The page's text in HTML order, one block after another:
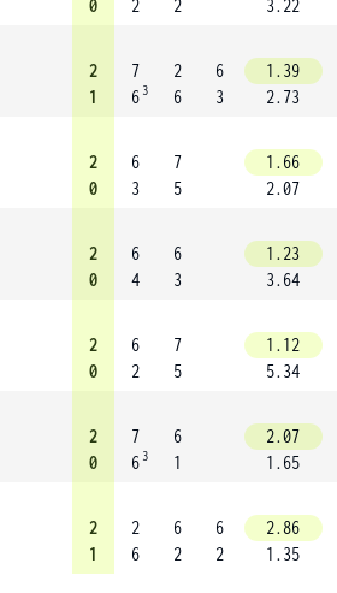
0 2 2
3.22
2
1
7
6 3
2
6
6
3
1.39
2.73
2
0
6
3
7
5
1.66
2.07
2
0
6
4
6
3
1.23
3.64
2
0
6
2
7
5
1.12
5.34
2
0
7
6 3
6
1
2.07
1.65
2
1
2
6
6
2
6
2
2.86
1.35